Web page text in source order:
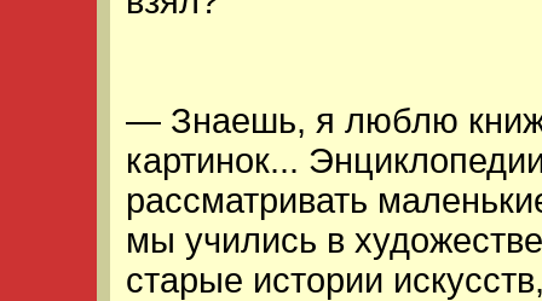
— Знаешь, я люблю
картинок...
рассматривать
мы учились в
старые истории